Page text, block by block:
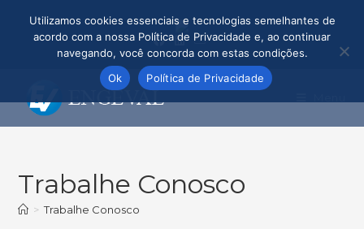
Trabalhe Conosco
> Trabalhe Conosco
Utilizamos cookies essenciais e tecnologias semelhantes de
acordo com a nossa Política de Privacidade e, ao continuar
navegando, você concorda com estas condições.
Ok
Política de Privacidade